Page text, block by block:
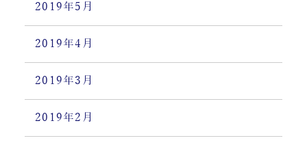
2019年5月
2019年4月
2019年3月
2019年2月